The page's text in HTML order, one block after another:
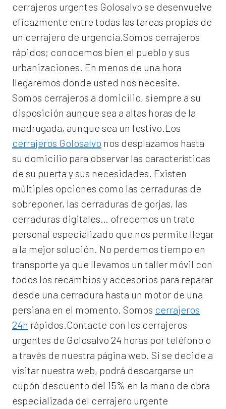
cerrajeros urgentes Golosalvo se desenvuelve
eficazmente entre todas las tareas propias de
un cerrajero de urgencia.Somos cerrajeros
rápidos; conocemos bien el pueblo y sus
urbanizaciones. En menos de una hora
llegaremos donde usted nos necesite.
Somos cerrajeros a domicilio, siempre a su
disposición aunque sea a altas horas de la
madrugada, aunque sea un festivo.Los
cerrajeros Golosalvo nos desplazamos hasta
su domicilio para observar las características
de su puerta y sus necesidades. Existen
múltiples opciones como las cerraduras de
sobreponer, las cerraduras de gorjas, las
cerraduras digitales… ofrecemos un trato
personal especializado que nos permite llegar
a la mejor solución. No perdemos tiempo en
transporte ya que llevamos un taller móvil con
todos los recambios y accesorios para reparar
desde una cerradura hasta un motor de una
persiana en el momento. Somos cerrajeros
24h rápidos.Contacte con los cerrajeros
urgentes de Golosalvo 24 horas por teléfono o
a través de nuestra página web. Si se decide a
visitar nuestra web, podrá descargarse un
cupón descuento del 15% en la mano de obra
especializada del cerrajero urgente